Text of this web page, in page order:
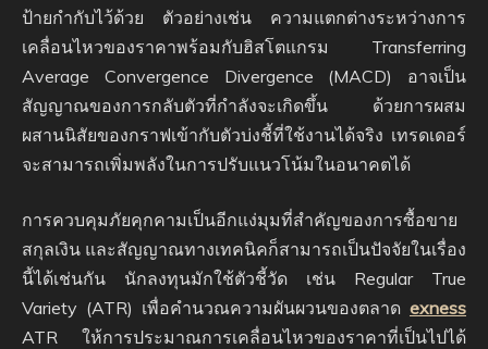
ป้ายกำกับไว้ด้วย ตัวอย่างเช่น ความแตกต่างระหว่างการ
เคลื่อนไหวของราคาพร้อมกับฮิสโตแกรม Transferring
Average Convergence Divergence (MACD) อาจเป็น
สัญญาณของการกลับตัวที่กำลังจะเกิดขึ้น ด้วยการผสม
ผสานนิสัยของกราฟเข้ากับตัวบ่งชี้ที่ใช้งานได้จริง เทรดเดอร์
จะสามารถเพิ่มพลังในการปรับแนวโน้มในอนาคตได้
การควบคุมภัยคุกคามเป็นอีกแง่มุมที่สำคัญของการซื้อขาย
สกุลเงิน และสัญญาณทางเทคนิคก็สามารถเป็นปัจจัยในเรื่อง
นี้ได้เช่นกัน นักลงทุนมักใช้ตัวชี้วัด เช่น Regular True
Variety (ATR) เพื่อคำนวณความผันผวนของตลาด exness
ATR ให้การประมาณการเคลื่อนไหวของราคาที่เป็นไปได้